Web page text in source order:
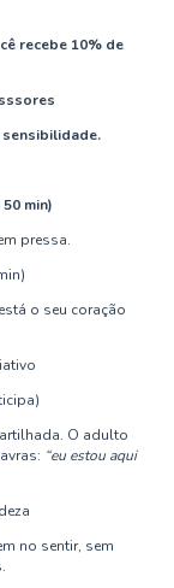
recebe 10% de
sensibilidade.
min)
pressa.
o seu coração
O adulto
“eu estou aqui
no sentir, sem